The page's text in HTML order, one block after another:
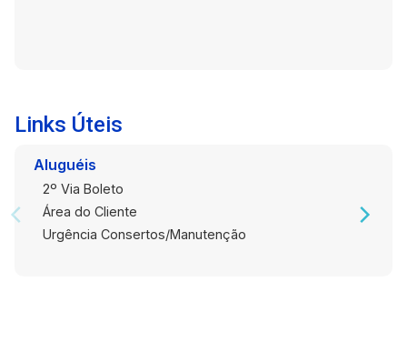
Links Úteis
Aluguéis
2º Via Boleto
Área do Cliente
Urgência Consertos/Manutenção